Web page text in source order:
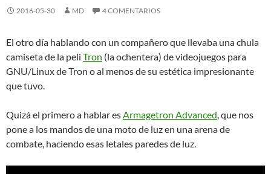
2016-05-30 MD 4 COMENTARIOS
El otro día hablando con un compañero que llevaba una chula
camiseta de la peli Tron (la ochentera) de videojuegos para
GNU/Linux de Tron o al menos de su estética impresionante
que tuvo.
Quizá el primero a hablar esArmagetron Advanced, que nos
pone a los mandos de una moto de luz en una arena de
combate, haciendo esas letales paredes de luz.